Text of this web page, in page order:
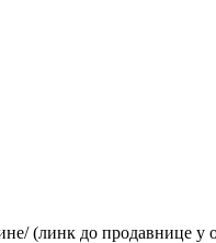
(линк до продавнице у